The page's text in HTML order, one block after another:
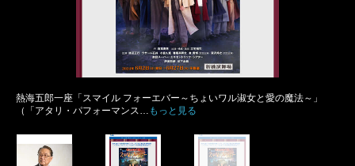
熱海五郎一座「スマイル フォーエバー～ちょいワル淑女と愛の魔法～」
（「アタリ・パフォーマンス…
もっと見る